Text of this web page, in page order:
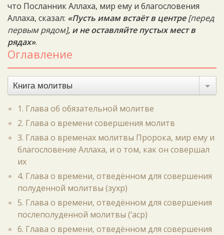
что Посланник Аллаха, мир ему и благословения
Аллаха, сказал: «Пусть имам встаёт в центре[перед
первым рядом], и не оставляйте пустых мест в
рядах».
Оглавление
Книга молитвы
1. Глава об обязательной молитве
2. Глава о времени совершения молитв
3. Глава о временах молитвы Пророка, мир ему и
благословение Аллаха, и о том, как он совершал
их
4. Глава о времени, отведённом для совершения
полуденной молитвы (зухр)
5. Глава о времени, отведённом для совершения
послеполуденной молитвы (‘аср)
6. Глава о времени, отведённом для совершения